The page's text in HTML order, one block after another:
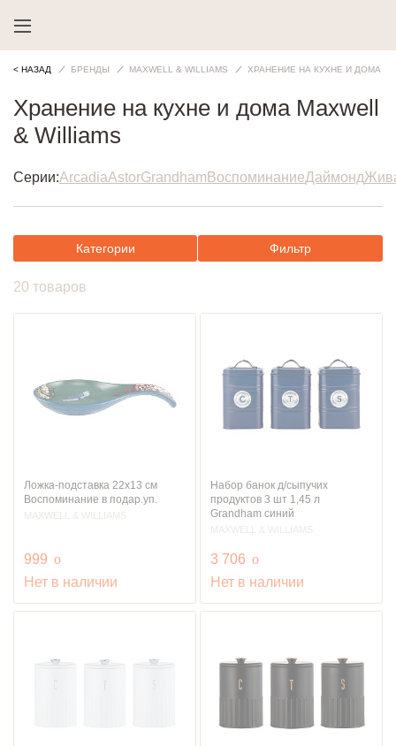
< НАЗАД БРЕНДЫ MAXWELL & WILLIAMS ХРАНЕНИЕ НА КУХНЕ И ДОМА
Хранение на кухне и дома Maxwell
& Williams
Серии:ArcadiaAstorGrandham ВоспоминаниеДаймонд
Категории Фильтр
20 товаров
Ложка-подставка 22х13 см
Воспоминание в подар.уп.
MAXWELL & WILLIAMS
999 руб.
o
Нет в наличии
Набор банок д/сыпучих
продуктов 3 шт 1,45 л
Grandham синий
MAXWELL & WILLIAMS
3 706 руб.
o
Нет в наличии